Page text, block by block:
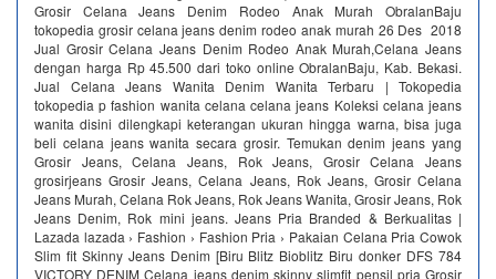
Grosir Celana Jeans Denim Rodeo Anak Murah ObralanBaju
tokopedia grosir celana jeans denim rodeo anak murah 26 Des 2018
Jual Grosir Celana Jeans Denim Rodeo Anak Murah,Celana Jeans
dengan harga Rp 45.500 dari toko online ObralanBaju, Kab. Bekasi.
Jual Celana Jeans Wanita Denim Wanita Terbaru | Tokopedia
tokopedia p fashion wanita celana celana jeans Koleksi celana jeans
wanita disini dilengkapi keterangan ukuran hingga warna, bisa juga
beli celana jeans wanita secara grosir. Temukan denim jeans yang
Grosir Jeans, Celana Jeans, Rok Jeans, Grosir Celana Jeans
grosirjeans Grosir Jeans, Celana Jeans, Rok Jeans, Grosir Celana
Jeans Murah, Celana Rok Jeans, Rok Jeans Wanita, Grosir Jeans, Rok
Jeans Denim, Rok mini jeans. Jeans Pria Branded & Berkualitas |
Lazada lazada › Fashion › Fashion Pria › Pakaian Celana Pria Cowok
Slim fit Skinny Jeans Denim [Biru Blitz Bioblitz Biru donker DFS 784
VICTORY DENIM Celana jeans denim skinny slimfit pensil pria Grosir